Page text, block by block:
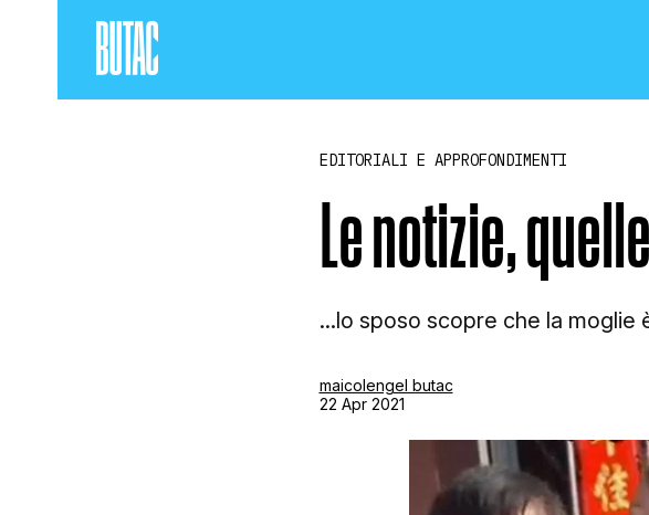
CRONACA E
SALUTE E
EDITORIALI E APPROFONDIMENTI
Le notizie,
...lo sposo scopre che la moglie
maicolengel butac
22 Apr 2021